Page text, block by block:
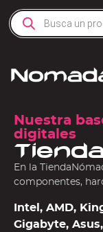
Nuestra
digitales
En la
componentes,
Intel, AMD,
Gigabyte,